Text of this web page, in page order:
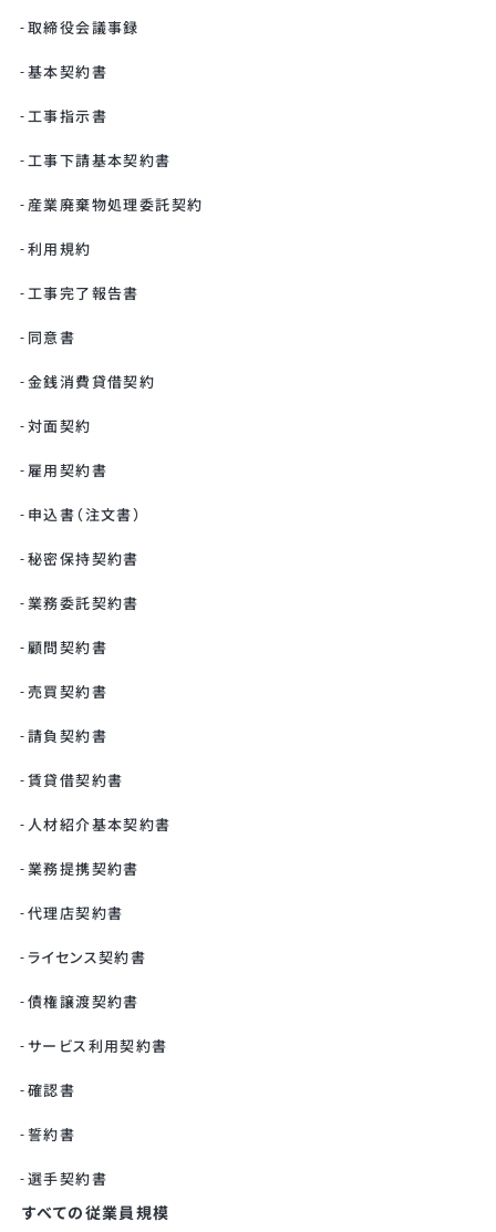
取締役会議事録
基本契約書
工事指示書
工事下請基本契約書
産業廃棄物処理委託契約
利用規約
工事完了報告書
同意書
金銭消費貸借契約
対面契約
雇用契約書
申込書（注文書）
秘密保持契約書
業務委託契約書
顧問契約書
売買契約書
請負契約書
賃貸借契約書
人材紹介基本契約書
業務提携契約書
代理店契約書
ライセンス契約書
債権譲渡契約書
サービス利用契約書
確認書
誓約書
選手契約書
すべての従業員規模